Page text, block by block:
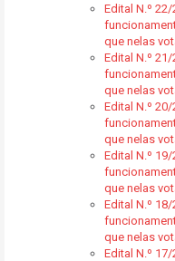
Edital N.º
que nelas
Edital N.º
que nelas
Edital N.º
que nelas
Edital N.º
que nelas
Edital N.º
que nelas
Edital N.º